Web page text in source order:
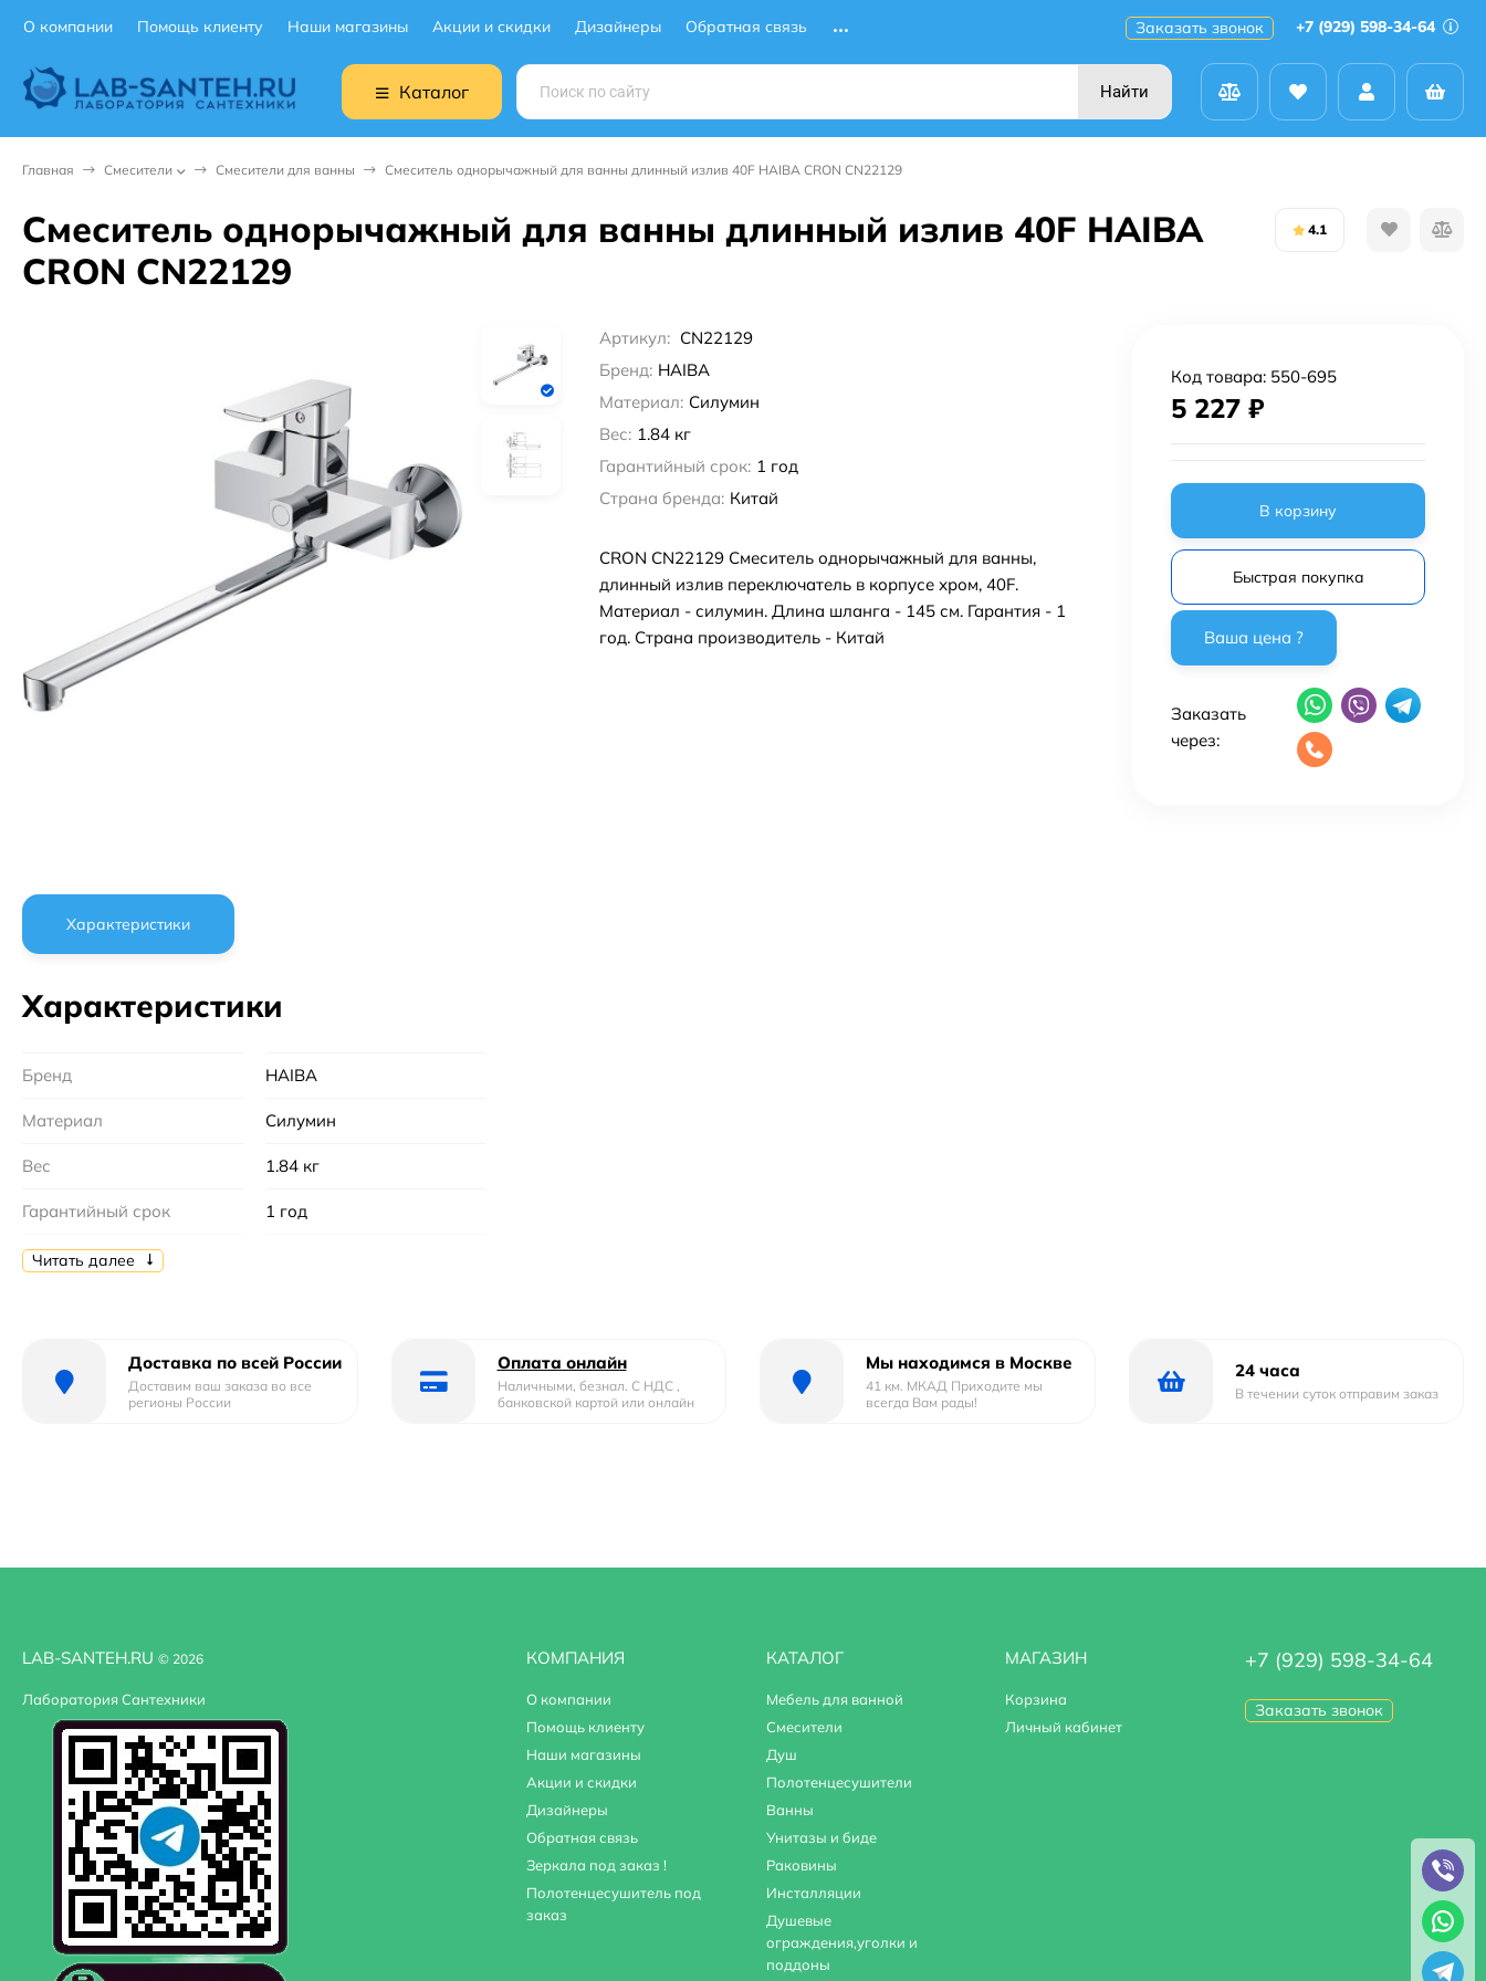
О компании Помощь клиенту Наши магазины Акции и скидки Дизайнеры Обратная связь Заказать звонок +7 (929) 598-34-64
Каталог Найти
Главная Смесители Смесители для ванны Смеситель однорычажный для ванны длинный излив 40F HAIBA CRON CN22129
Смеситель однорычажный для ванны длинный излив 40F HAIBA
CRON CN22129
4.1
Артикул: CN22129
Бренд: HAIBA
Материал: Силумин
Вес: 1.84 кг
Гарантийный срок: 1 год
Страна бренда: Китай
CRON CN22129 Смеситель однорычажный для ванны,
длинный излив переключатель в корпусе хром, 40F.
Материал - силумин. Длина шланга - 145 см. Гарантия - 1
год. Страна производитель - Китай
Код товара: 550-695
5 227 ₽
В корзину
Быстрая покупка
Заказать
через:
Характеристики
Характеристики
Бренд HAIBA
Материал Силумин
Вес 1.84 кг
Гарантийный срок 1 год
Страна бренда
Читать далее
Доставка по всей России
Доставим ваш заказа во все
регионы России
Оплата онлайн
Наличными, безнал. С НДС ,
банковской картой или онлайн
Мы находимся в Москве
41 км. МКАД Приходите мы
всегда Вам рады!
24 часа
В течении суток отправим заказ
LAB-SANTEH.RU © 2026
Лаборатория Сантехники
КОМПАНИЯ
О компании
Помощь клиенту
Наши магазины
Акции и скидки
Дизайнеры
Обратная связь
Зеркала под заказ !
Полотенцесушитель под
заказ
КАТАЛОГ
Мебель для ванной
Смесители
Душ
Полотенцесушители
Ванны
Унитазы и биде
Раковины
Инсталляции
Душевые
ограждения,уголки и
поддоны
МАГАЗИН
Корзина
Личный кабинет
+7 (929) 598-34-64
Заказать звонок